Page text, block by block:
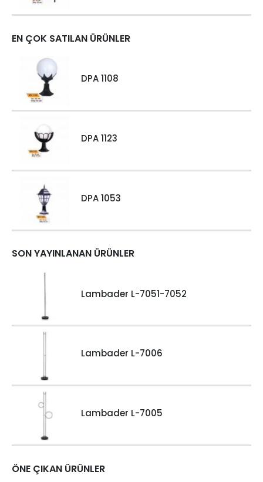
EN ÇOK SATILAN ÜRÜNLER
DPA 1108
DPA 1123
DPA 1053
SON YAYINLANAN ÜRÜNLER
Lambader L-7051-7052
Lambader L-7006
Lambader L-7005
ÖNE ÇIKAN ÜRÜNLER